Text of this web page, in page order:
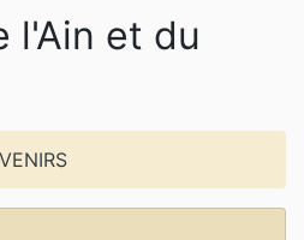
l'Ain et du